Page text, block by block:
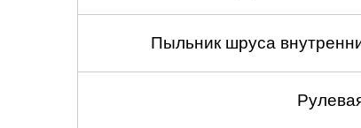
Пыльник шруса